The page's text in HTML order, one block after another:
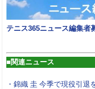
テニス365ニュース編集者
■関連ニュース
・錦織 圭 今季で現役引退